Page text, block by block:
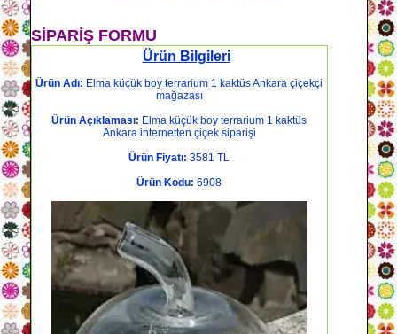
SİPARİŞ FORMU
Ürün Bilgileri
Ürün Adı: Elma küçük boy terrarium 1 kaktüs Ankara çiçekçi
mağazası
Ürün Açıklaması: Elma küçük boy terrarium 1 kaktüs
Ankara internetten çiçek siparişi
Ürün Fiyatı: 3581 TL
Ürün Kodu: 6908